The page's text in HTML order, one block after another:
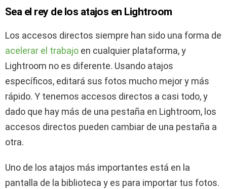
Sea el rey de los atajos en Lightroom
Los accesos directos siempre han sido una forma de
acelerar el trabajo en cualquier plataforma, y ​​
Lightroom no es diferente. Usando atajos
específicos, editará sus fotos mucho mejor y más
rápido. Y tenemos accesos directos a casi todo, y
dado que hay más de una pestaña en Lightroom, los
accesos directos pueden cambiar de una pestaña a
otra.
Uno de los atajos más importantes está en la
pantalla de la biblioteca y es para importar tus fotos.